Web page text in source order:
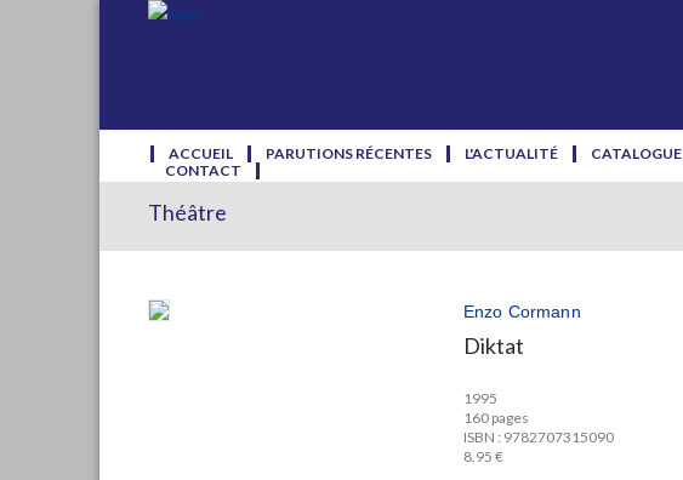
ACCUEIL PARUTIONS RÉCENTES L'ACTUALITÉ CATALOGUE
CONTACT
Théâtre
Enzo Cormann
Diktat
1995
160 pages
ISBN : 9782707315090
8.95 €